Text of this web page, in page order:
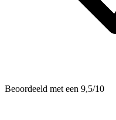
Beoordeeld met een 9,5/10